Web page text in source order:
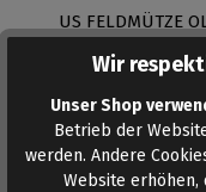
US FELDMÜTZE
12,95 €*
WÄHLE EINE
Wir
Unser Shop
Betrieb der
werden. Andere
Website